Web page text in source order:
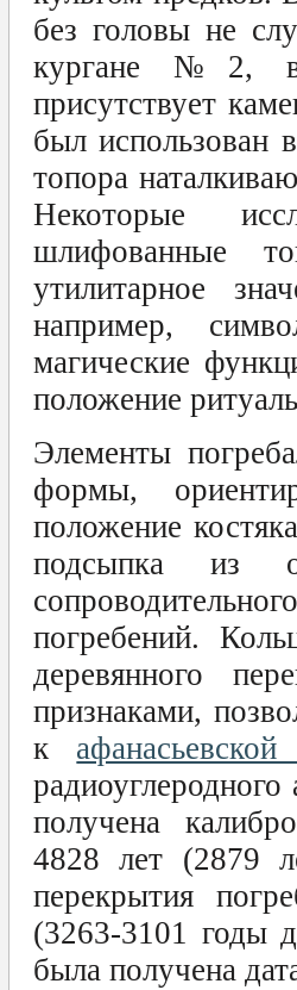
без головы не
кургане №2, в
присутствует
был использован
топора
Некоторые
шлифованные
утилитарное
например,
магические
положение
Элементы
формы,
положение
подсыпка из
погребений.
деревянного
признаками,
к
получена
4828 лет (2879
перекрытия
(3263-3101 годы
была получена